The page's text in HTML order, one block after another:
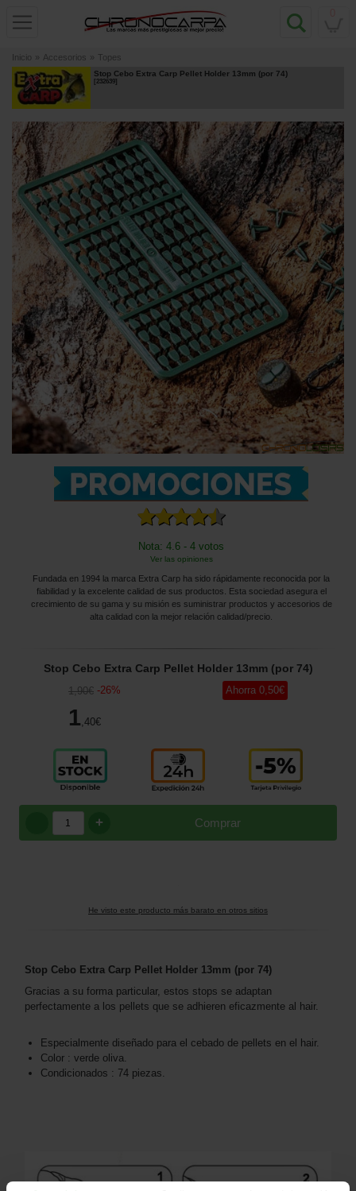
Inicio » Accesorios » Topes
Stop Cebo Extra Carp Pellet Holder 13mm (por 74)
[232639]
Nota: 4.6 - 4 votos
Ver las opiniones
Fundada en 1994 la marca Extra Carp ha sido rápidamente reconocida por la
fiabilidad y la excelente calidad de sus productos. Esta sociedad asegura el
crecimiento de su gama y su misión es suministrar productos y accesorios de
alta calidad con la mejor relación calidad/precio.
Stop Cebo Extra Carp Pellet Holder 13mm (por 74)
1,90€ -26%
1 ,40€
Ahorra 0 ,50€
Comprar
+
He visto este producto más barato en otros sitios
Stop Cebo Extra Carp Pellet Holder 13mm (por 74)
Gracias a su forma particular, estos stops se adaptan
perfectamente a los pellets que se adhieren eficazmente al hair.
Especialmente diseñado para el cebado de pellets en el hair.
Color : verde oliva.
Condicionados : 74 piezas.